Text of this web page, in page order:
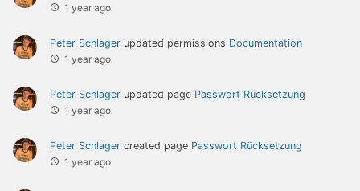
1 year ago
Peter Schlager updated permissions Documentation
1 year ago
Peter Schlager updated page Passwort Rücksetzung
1 year ago
Peter Schlager created page Passwort Rücksetzung
1 year ago